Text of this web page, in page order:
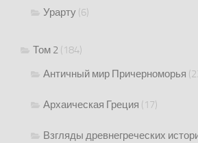
Урарту (6)
Том 2 (184)
Античный мир Причерноморья
Архаическая Греция (17)
Взгляды древнегреческих